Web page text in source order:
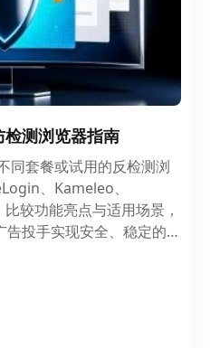
测浏览器指南
同套餐或试用的反检测浏
、Kameleo、
较功能亮点与适用场景，
投手实现安全、稳定的多